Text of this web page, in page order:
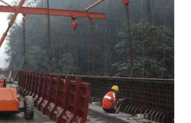
- 贵州双臂式悬臂吊
贵州壁行式悬臂吊
- 贵州定柱式悬臂吊
贵州起重电磁吸盘